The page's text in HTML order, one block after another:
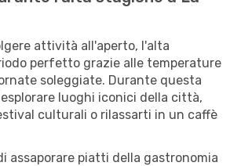
attività all'aperto, l'alta
perfetto grazie alle temperature
soleggiate. Durante questa
luoghi iconici della città,
culturali o rilassarti in un caffè
assaporare piatti della gastronomia